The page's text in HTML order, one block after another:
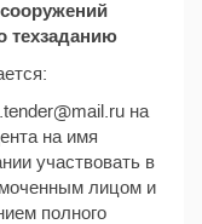
техзаданию
на
на имя
участвовать в
лицом и
полного